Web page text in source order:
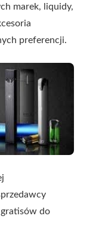
marek, liquidy,
preferencji.
do